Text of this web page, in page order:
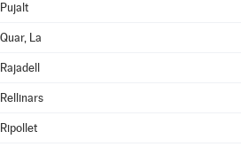
Pujalt
Quar, La
Rajadell
Rellinars
Ripollet